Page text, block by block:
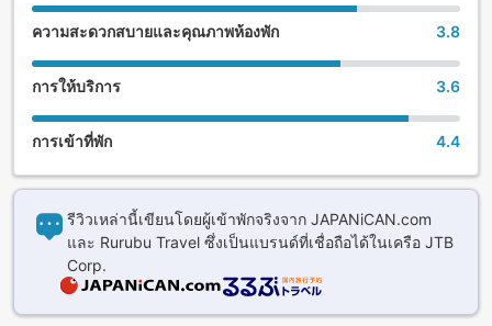
ความสะดวกสบายและคุณภาพห้องพัก 3.8
การให้บริการ 3.6
การเข้าที่พัก 4.4
รีวิวเหล่านี้เขียนโดยผู้เข้าพักจริงจาก JAPANiCAN.com
และ Rurubu Travel ซึ่งเป็นแบรนด์ที่เชื่อถือได้ในเครือ JTB
Corp.